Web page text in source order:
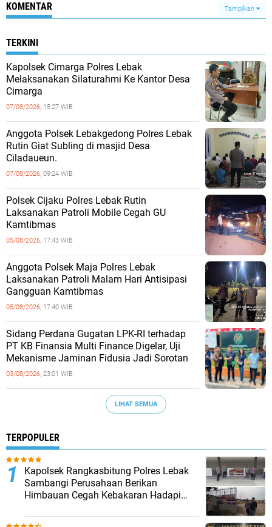
KOMENTAR Tampilkan
TERKINI
Kapolsek Cimarga Polres Lebak
Melaksanakan Silaturahmi Ke Kantor Desa
Cimarga
07/08/2026, 15:27 WIB
Anggota Polsek Lebakgedong Polres Lebak
Rutin Giat Subling di masjid Desa
Ciladaueun.
07/08/2026, 09:24 WIB
Polsek Cijaku Polres Lebak Rutin
Laksanakan Patroli Mobile Cegah GU
Kamtibmas
05/08/2026, 17:43 WIB
Anggota Polsek Maja Polres Lebak
Laksanakan Patroli Malam Hari Antisipasi
Gangguan Kamtibmas
05/08/2026, 17:40 WIB
Sidang Perdana Gugatan LPK-RI terhadap
PT KB Finansia Multi Finance Digelar, Uji
Mekanisme Jaminan Fidusia Jadi Sorotan
03/08/2026, 23:01 WIB
LIHAT SEMUA
TERPOPULER
Kapolsek Rangkasbitung Polres Lebak
Sambangi Perusahaan Berikan
Himbauan Cegah Kebakaran Hadapi